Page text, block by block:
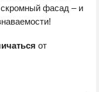
скромный фасад – и
от